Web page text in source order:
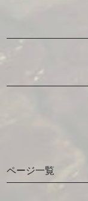
ページ一覧